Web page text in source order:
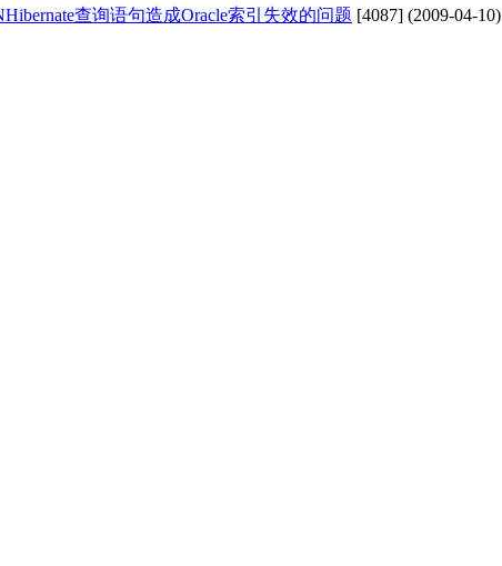
查询语句造成Oracle索引失效的问题 [4087] (2009-04-10)